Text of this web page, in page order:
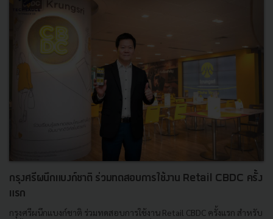
กรุงศรีผนึกแบงก์ชาติ ร่วมทดสอบการใช้งาน Retail CBDC ครั้ง
แรก
กรุงศรีผนึกแบงก์ชาติ ร่วมทดสอบการใช้งาน Retail CBDC ครั้งแรก สำหรับ